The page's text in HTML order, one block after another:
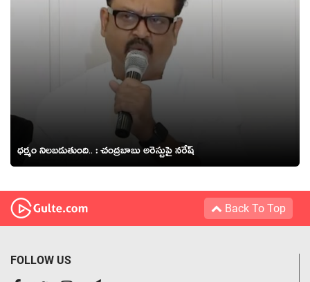
ధ‌ర్మం నిల‌బ‌డుతుంది.. : చంద్ర‌బాబు అరెస్టుపై న‌రేష్
Back To Top
FOLLOW US